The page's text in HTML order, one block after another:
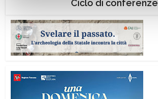
Ciclo di conferenze